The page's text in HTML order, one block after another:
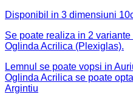
Disponibil in 3 dimensiuni
Se poate realiza in 2
Oglinda Acrilica (Plexiglas).
Lemnul se poate vopsi in
Oglinda Acrilica se poate
Argintiu